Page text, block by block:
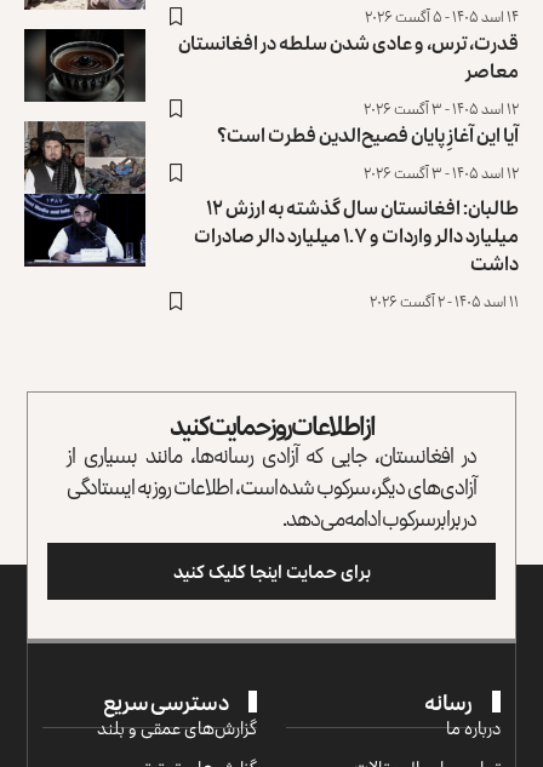
۱۴ اسد ۱۴۰۵ - ۵ آگست ۲۰۲۶
قدرت، ترس، و عادی ‌شدن سلطه در افغانستان
معاصر
۱۲ اسد ۱۴۰۵ - ۳ آگست ۲۰۲۶
آیا این آغازِ پایان فصیح‌الدین فطرت است؟
۱۲ اسد ۱۴۰۵ - ۳ آگست ۲۰۲۶
طالبان: افغانستان سال گذشته به ارزش ۱۲
میلیارد دالر واردات و ۱.۷ میلیارد دالر صادرات
داشت
۱۱ اسد ۱۴۰۵ - ۲ آگست ۲۰۲۶
از اطلاعات روز حمایت کنید
در افغانستان، جایی که آزادی رسانه‌ها، مانند بسیاری از
آزادی‌های دیگر، سرکوب شده است، اطلاعات روز به ایستادگی
در برابر سرکوب ادامه می‌دهد.
برای حمایت اینجا کلیک کنید
رسانه
درباره ما
دسترسی سریع
گزارش‌‌های عمقی و بلند